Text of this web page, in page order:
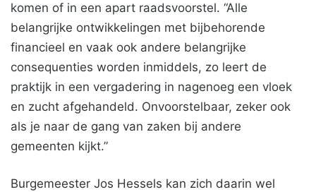
komen of in een apart raadsvoorstel. “Alle
belangrijke ontwikkelingen met bijbehorende
financieel en vaak ook andere belangrijke
consequenties worden inmiddels, zo leert de
praktijk in een vergadering in nagenoeg een vloek
en zucht afgehandeld. Onvoorstelbaar, zeker ook
als je naar de gang van zaken bij andere
gemeenten kijkt.”
Burgemeester Jos Hessels kan zich daarin wel